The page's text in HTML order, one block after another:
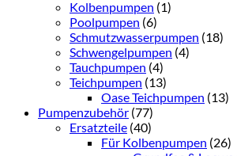
Kolbenpumpen (1)
Poolpumpen (6)
Schmutzwasserpumpen (18)
Schwengelpumpen (4)
Tauchpumpen (4)
Teichpumpen (13)
Oase Teichpumpen (13)
Pumpenzubehör (77)
Ersatzteile (40)
Für Kolbenpumpen (26)